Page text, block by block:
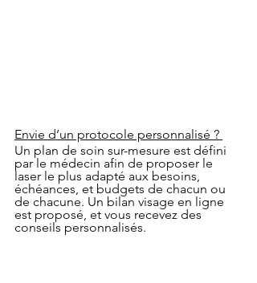
Envie d’un protocole personnalisé ?
Un plan de soin sur-mesure est défini
par le médecin afin de proposer le
laser le plus adapté aux besoins,
échéances, et budgets de chacun ou
de chacune. Un bilan visage en ligne
est proposé, et vous recevez des
conseils personnalisés.